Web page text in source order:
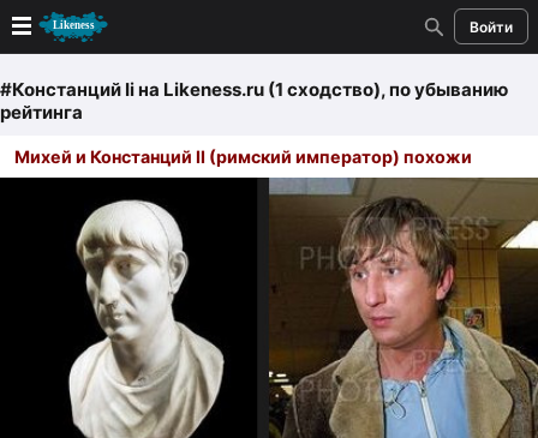
Войти
Новые
Лучшие
Голосование
Кандидаты
Случайное сходство 👍
Создать сходство
Для публикации необходима авторизация
#Констанций Iiна Likeness.ru (1 сходство), по убыванию
рейтинга
Михей и Констанций II (римский император) похожи